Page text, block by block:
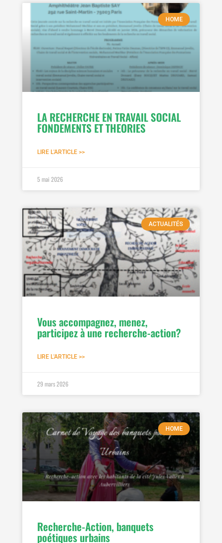
HOME
LA RECHERCHE EN TRAVAIL SOCIAL
FONDEMENTS ET THEORIES
LIRE L'ARTICLE >>
5 mai 2026
ACTUALITÉS
Vous accompagnez, menez,
participez à une recherche-action?
LIRE L'ARTICLE >>
29 mars 2026
HOME
Recherche-Action, banquets
poétiques urbains